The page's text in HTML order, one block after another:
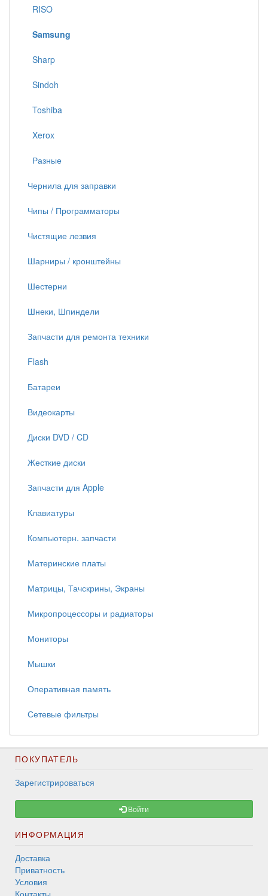
RISO
Samsung
Sharp
Sindoh
Toshiba
Xerox
Разные
Чернила для заправки
Чипы / Программаторы
Чистящие лезвия
Шарниры / кронштейны
Шестерни
Шнеки, Шпиндели
Запчасти для ремонта техники
Flash
Батареи
Видеокарты
Диски DVD / CD
Жесткие диски
Запчасти для Apple
Клавиатуры
Компьютерн. запчасти
Материнские платы
Матрицы, Тачскрины, Экраны
Микропроцессоры и радиаторы
Мониторы
Мышки
Оперативная память
Сетевые фильтры
ПОКУПАТЕЛЬ
Зарегистрироваться
Войти
ИНФОРМАЦИЯ
Доставка
Приватность
Условия
Контакты